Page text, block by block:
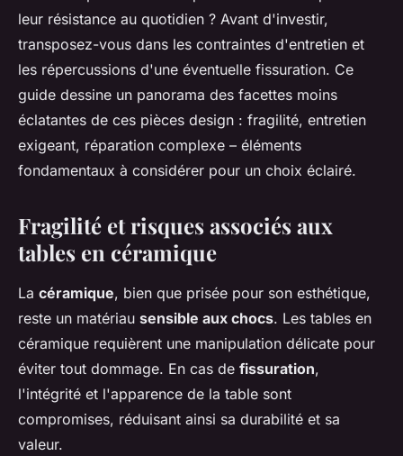
Zélie•10 juin 2024• 3 min de lecture
leur résistance au quotidien ? Avant d'investir,
transposez-vous dans les contraintes d'entretien et
les répercussions d'une éventuelle fissuration. Ce
guide dessine un panorama des facettes moins
éclatantes de ces pièces design : fragilité, entretien
exigeant, réparation complexe – éléments
fondamentaux à considérer pour un choix éclairé.
Fragilité et risques associés aux
tables en céramique
La céramique, bien que prisée pour son esthétique,
reste un matériau sensible aux chocs. Les tables en
céramique requièrent une manipulation délicate pour
éviter tout dommage. En cas de fissuration,
l'intégrité et l'apparence de la table sont
compromises, réduisant ainsi sa durabilité et sa
valeur.